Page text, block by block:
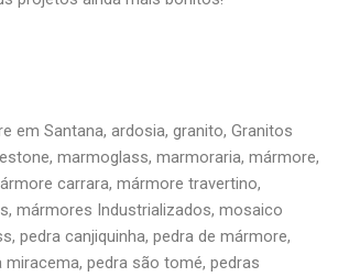
em Santana, ardosia, granito, Granitos
marmoglass, marmoraria, mármore,
carrara, mármore travertino,
mármores Industrializados, mosaico
pedra canjiquinha, pedra de mármore,
miracema, pedra são tomé, pedras